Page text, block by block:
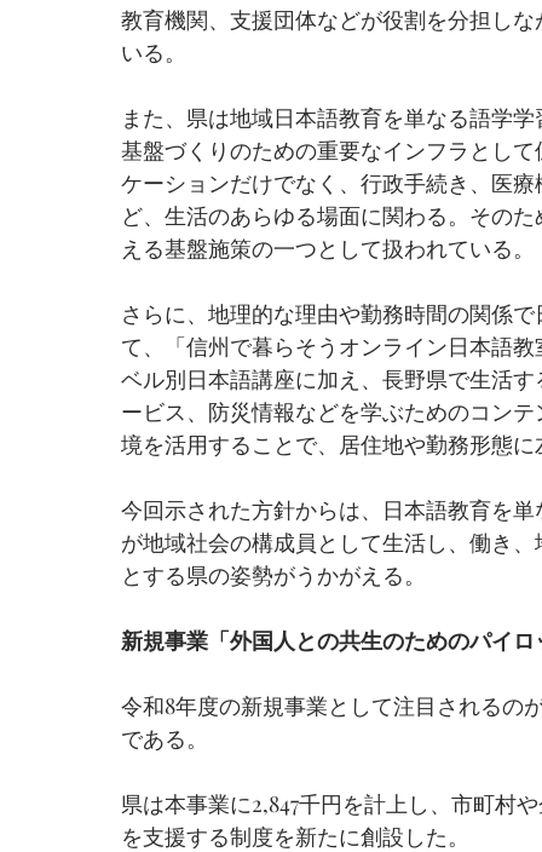
教育機関、支援団体などが役割を分担し
いる。
また、県は地域日本語教育を単なる語学
基盤づくりのための重要なインフラとし
ケーションだけでなく、行政手続き、医
ど、生活のあらゆる場面に関わる。その
える基盤施策の一つとして扱われている。
さらに、地理的な理由や勤務時間の関係
て、「信州で暮らそうオンライン日本語
ベル別日本語講座に加え、長野県で生活
ービス、防災情報などを学ぶためのコン
境を活用することで、居住地や勤務形態
今回示された方針からは、日本語教育を
が地域社会の構成員として生活し、働き
とする県の姿勢がうかがえる。
新規事業「外国人との共生のためのパイ
令和8年度の新規事業として注目されるの
である。
県は本事業に2,847千円を計上し、市町村
を支援する制度を新たに創設した。